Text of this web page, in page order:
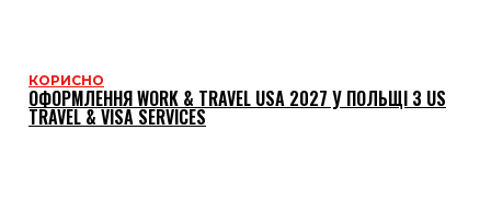
КОРИСНО
ОФОРМЛЕННЯ WORK & TRAVEL USA 2027 У ПОЛЬЩІ З US
TRAVEL & VISA SERVICES